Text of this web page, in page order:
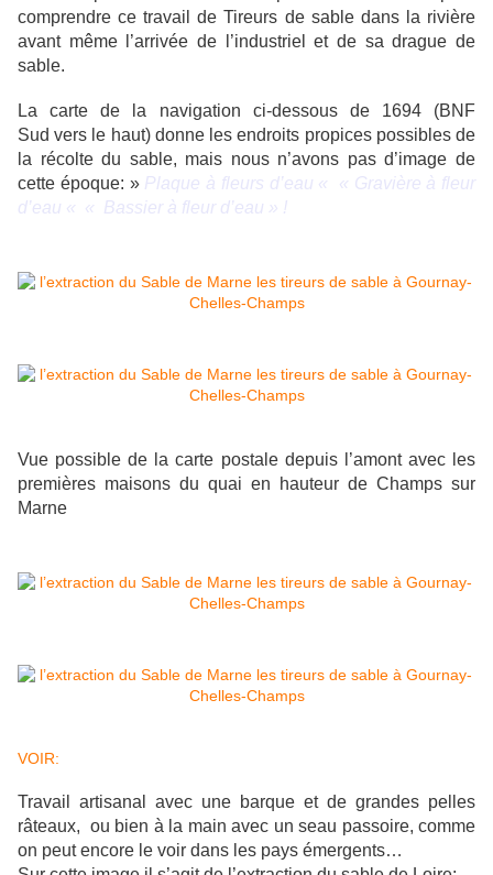
comprendre ce travail de Tireurs de sable dans la rivière
avant même l’arrivée de l’industriel et de sa drague de
sable.
La carte de la navigation ci-dessous de 1694 (BNF
Sud vers le haut) donne les endroits propices possibles de
la récolte du sable, mais nous n’avons pas d’image de
cette époque: » Plaque à fleurs d’eau « « Gravière à fleur
d’eau « « Bassier à fleur d’eau » !
Vue possible de la carte postale depuis l’amont avec les
premières maisons du quai en hauteur de Champs sur
Marne
VOIR:
Travail artisanal avec une barque et de grandes pelles
râteaux, ou bien à la main avec un seau passoire, comme
on peut encore le voir dans les pays émergents…